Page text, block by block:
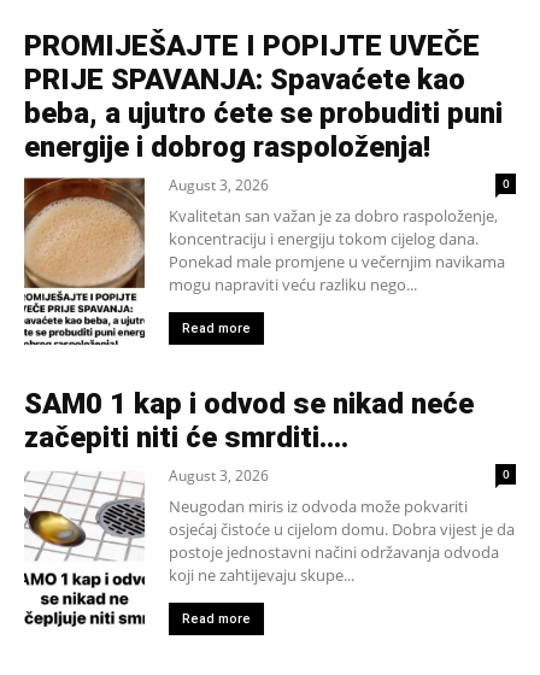
PROMIJEŠAJTE I POPIJTE UVEČE
PRIJE SPAVANJA: Spavaćete kao
beba, a ujutro ćete se probuditi puni
energije i dobrog raspoloženja!
August 3, 2026 0
Kvalitetan san važan je za dobro raspoloženje,
koncentraciju i energiju tokom cijelog dana.
Ponekad male promjene u večernjim navikama
mogu napraviti veću razliku nego...
Read more
SAM0 1 kap i odvod se nikad neće
začepiti niti će smrditi….
August 3, 2026 0
Neugodan miris iz odvoda može pokvariti
osjećaj čistoće u cijelom domu. Dobra vijest je da
postoje jednostavni načini održavanja odvoda
koji ne zahtijevaju skupe...
Read more